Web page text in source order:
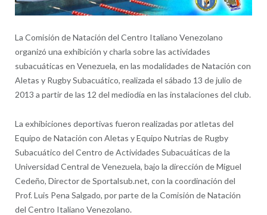
La Comisión de Natación del Centro Italiano Venezolano
organizó una exhibición y charla sobre las actividades
subacuáticas en Venezuela, en las modalidades de Natación con
Aletas y Rugby Subacuático, realizada el sábado 13 de julio de
2013 a partir de las 12 del mediodía en las instalaciones del club.
La exhibiciones deportivas fueron realizadas por atletas del
Equipo de Natación con Aletas y Equipo Nutrias de Rugby
Subacuático del Centro de Actividades Subacuáticas de la
Universidad Central de Venezuela, bajo la dirección de Miguel
Cedeño, Director de Sportalsub.net, con la coordinación del
Prof. Luis Pena Salgado, por parte de la Comisión de Natación
del Centro Italiano Venezolano.